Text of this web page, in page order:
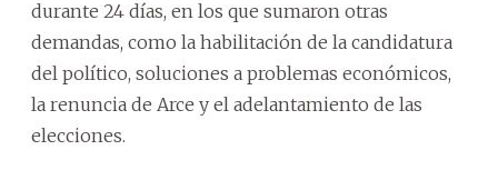
durante 24 días, en los que sumaron otras
demandas, como la habilitación de la candidatura
del político, soluciones a problemas económicos,
la renuncia de Arce y el adelantamiento de las
elecciones.